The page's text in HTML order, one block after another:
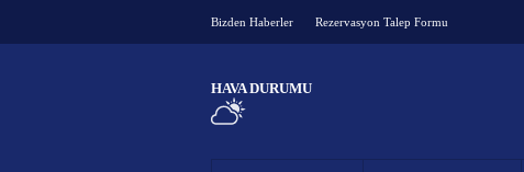
Bizden Haberler Rezervasyon Talep Formu
HAVA DURUMU